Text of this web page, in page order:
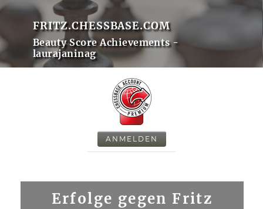
FRITZ.CHESSBASE.COM
Beauty Score Achievements -
laurajaninag
ANMELDEN
Erfolge gegen Fritz